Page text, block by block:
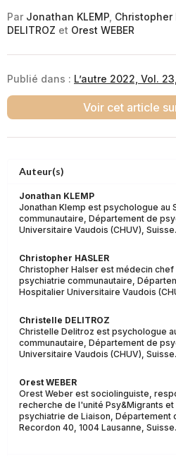
Par Jonathan KLEMP Christopher
DELITROZ et Orest WEBER
Publié dans : L’autre 2022, Vol.
Voir cet article
Auteur(s)
Jonathan KLEMP
Jonathan Klemp est psychologue au
communautaire, Département de
Universitaire Vaudois (CHUV), Suisse.
Christopher HASLER
Christopher Halser est médecin
psychiatrie communautaire,
Hospitalier Universitaire Vaudois
Christelle DELITROZ
Christelle Delitroz est psychologue
communautaire, Département de
Universitaire Vaudois (CHUV), Suisse.
Orest WEBER
Orest Weber est sociolinguiste,
recherche de l'unité Psy&Migrants
psychiatrie de Liaison, Département
Recordon 40, 1004 Lausanne, Suisse.